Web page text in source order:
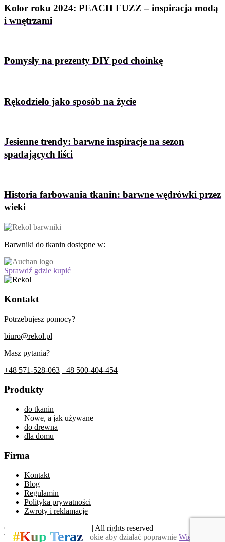
#Kup Teraz
Kolor roku 2024: PEACH FUZZ – inspiracja modą
i wnętrzami
Pomysły na prezenty DIY pod choinkę
Rękodzieło jako sposób na życie
Jesienne trendy: barwne inspiracje na sezon
spadających liści
Historia farbowania tkanin: barwne wędrówki przez
wieki
Barwniki do tkanin dostępne w:
Sprawdź gdzie kupić
Kontakt
Potrzebujesz pomocy?
biuro@rekol.pl
Masz pytania?
+48 571-528-063 +48 500-404-454
Produkty
do tkanin
Nowe, a jak używane
do drewna
dla domu
Firma
Kontakt
Blog
Regulamin
Polityka prywatności
Zwroty i reklamacje
© TRIMNOS Sp. J. | 2026 | All rights reserved
Ta strona używa plików cookie aby działać poprawnie Więcej